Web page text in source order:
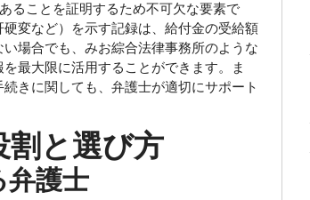
ることを証明するため不可欠な要素で
変など）を示す記録は、給付金の受給額
場合でも、みお綜合法律事務所のような
最大限に活用することができます。ま
きに関しても、弁護士が適切にサポート
割と選び方
弁護士